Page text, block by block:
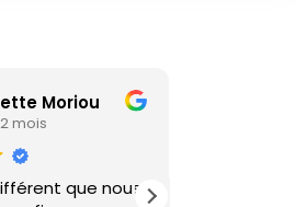
gaetan Gate
Réalisé un travail sur ma